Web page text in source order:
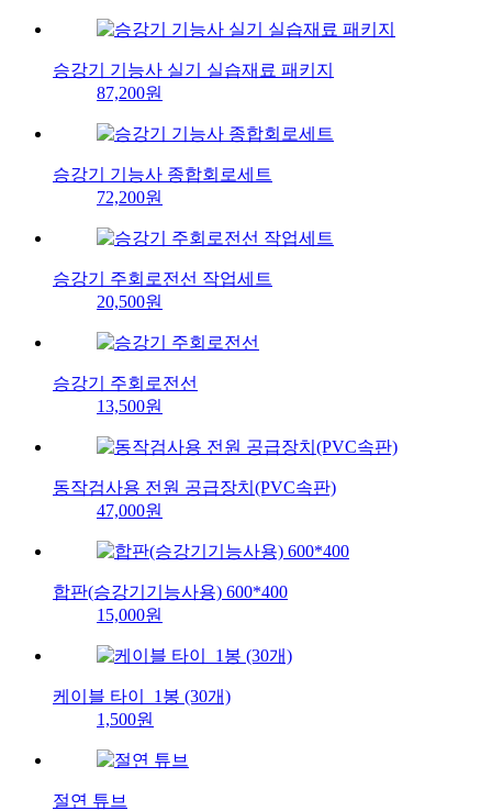
승강기 기능사 실기 실습재료 패키지
87,200원
승강기 기능사 종합회로세트
72,200원
승강기 주회로전선 작업세트
20,500원
승강기 주회로전선
13,500원
동작검사용 전원 공급장치(PVC속판)
47,000원
합판(승강기기능사용) 600*400
15,000원
케이블 타이_1봉 (30개)
1,500원
절연 튜브